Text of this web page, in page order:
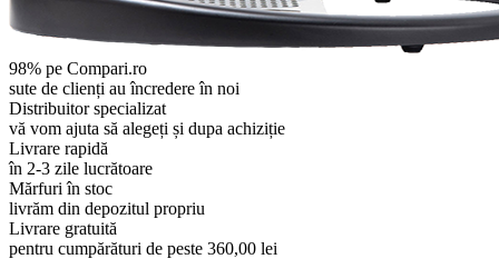
98% pe Compari.ro
sute de clienți au încredere în noi
Distribuitor specializat
vă vom ajuta să alegeți și dupa achiziție
Livrare rapidă
în 2-3 zile lucrătoare
Mărfuri în stoc
livrăm din depozitul propriu
Livrare gratuită
pentru cumpărături de peste 360,00 lei